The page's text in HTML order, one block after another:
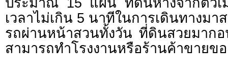
เวลาไม่เกิน 5 นาทีในการเดินทางม
รถผ่านหน้าสวนทั้งวัน ที่ดินสวยมากอ
สามารถทำโรงงานหรือร้านค้าขายข